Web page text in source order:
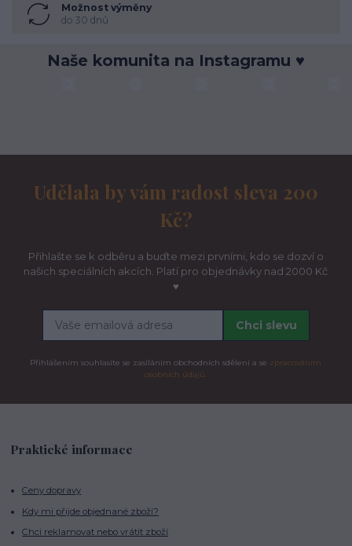
Možnost výměny
do 30 dnů
Naše komunita na Instagramu ♥
Udělala by vám radost sleva 200
Kč?
Přihlašte se k odběru a buďte mezi prvními, kdo se dozví o
našich speciálních akcích. Platí pro objednávky nad 2000 Kč
♥
Chci slevu
Přihlášením souhlasíte se zasíláním obchodních sdělení a se zpracováním
osobních údajů.
Praktické informace
Ceny dopravy
Kdy mi přijde objednané zboží?
Chci reklamovat nebo vrátit zboží